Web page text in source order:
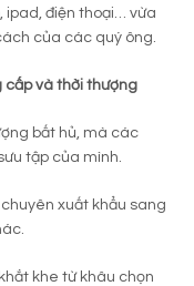
ipad, điện thoại… vừa
của các quý ông.
cấp và thời thượng
bất hủ, mà các
tập của mình.
xuất khẩu sang
khe từ khâu chọn